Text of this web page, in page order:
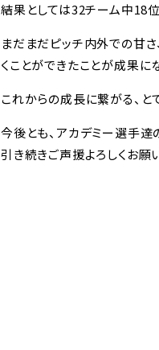
結果としては32チーム中18
まだまだピッチ内外での甘
くことができたことが成果に
これからの成長に繋がる、と
今後とも、アカデミー選手達
引き続きご声援よろしくお願